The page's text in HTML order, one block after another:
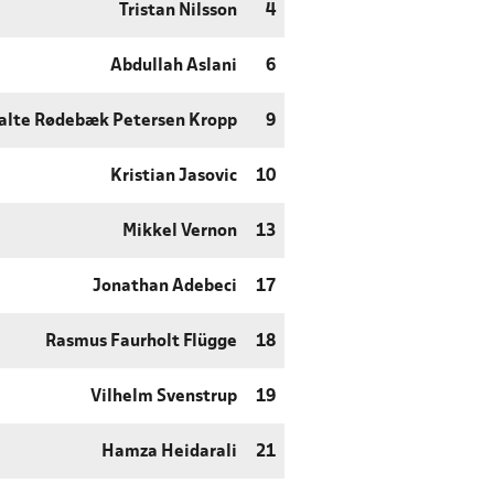
Tristan Nilsson 4
Abdullah Aslani 6
Rødebæk Petersen Kropp 9
Kristian Jasovic 10
Mikkel Vernon 13
Jonathan Adebeci 17
Rasmus Faurholt Flügge 18
Vilhelm Svenstrup 19
Hamza Heidarali 21